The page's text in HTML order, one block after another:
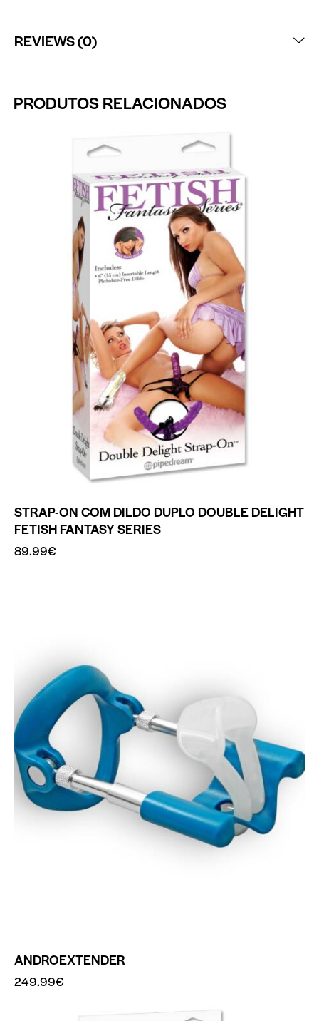
REVIEWS (0)
PRODUTOS RELACIONADOS
STRAP-ON COM DILDO DUPLO DOUBLE DELIGHT
FETISH FANTASY SERIES
89.99€
ANDROEXTENDER
249.99€